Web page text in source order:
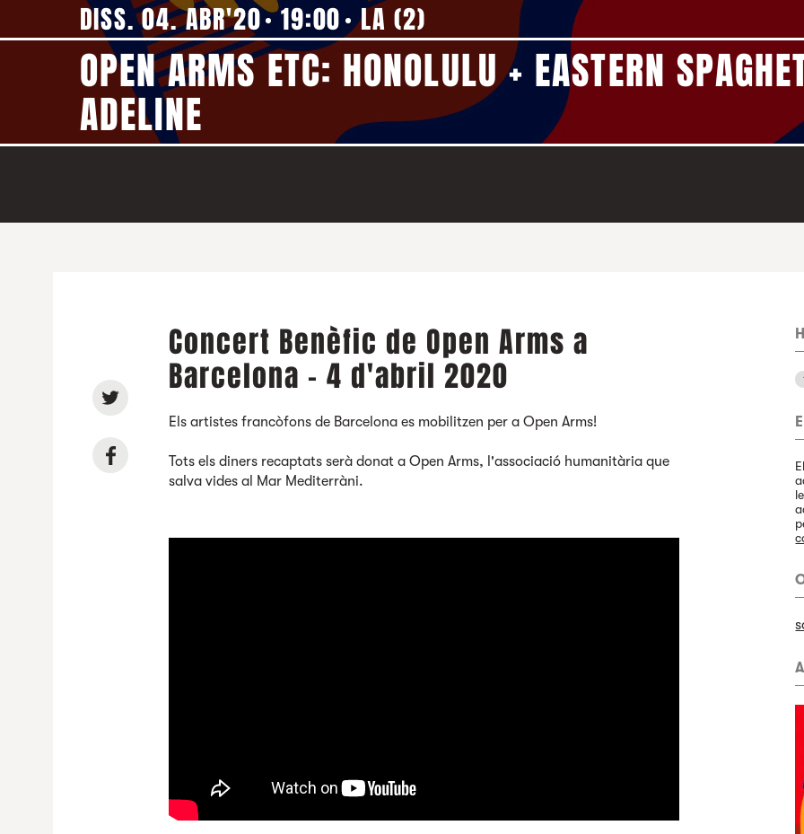
DISS. 04. ABR'20 19:00 LA (2)
OPEN ARMS ETC: HONOLULU + EASTERN
ADELINE
Concert Benèfic de Open Arms a
Barcelona - 4 d'abril 2020
Els artistes francòfons de Barcelona es mobilitzen per a Open Arms!
Tots els diners recaptats serà donat a Open Arms, l'associació humanitària que
salva vides al Mar Mediterràni.